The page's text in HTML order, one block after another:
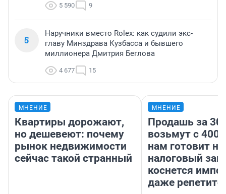
5 590 9
5
Наручники вместо Rolex: как судили экс-
главу Минздрава Кузбасса и бывшего
миллионера Дмитрия Беглова
4 677 15
МНЕНИЕ
Квартиры дорожают,
но дешевеют: почему
рынок недвижимости
сейчас такой странный
МНЕНИЕ
Продашь за
возьмут с
нам готовит
налоговый
коснется
даже